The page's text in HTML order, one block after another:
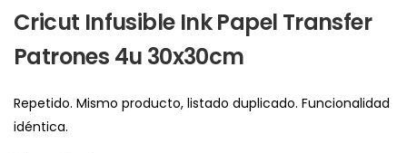
Cricut Infusible Ink Papel Transfer
Patrones 4u 30x30cm
Repetido. Mismo producto, listado duplicado. Funcionalidad
idéntica.